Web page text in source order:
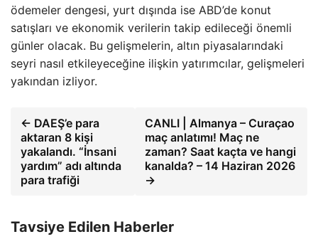
ödemeler dengesi, yurt dışında ise ABD’de konut
satışları ve ekonomik verilerin takip edileceği önemli
günler olacak. Bu gelişmelerin, altın piyasalarındaki
seyri nasıl etkileyeceğine ilişkin yatırımcılar, gelişmeleri
yakından izliyor.
← DAEŞ’e para
aktaran 8 kişi
yakalandı. “İnsani
yardım” adı altında
para trafiği
CANLI | Almanya – Curaçao
maç anlatımı! Maç ne
zaman? Saat kaçta ve hangi
kanalda? – 14 Haziran 2026
→
Tavsiye Edilen Haberler